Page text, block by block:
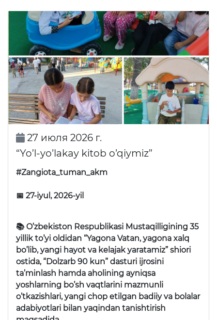
27 июля 2026 г.
“Yo’l-yo’lakay kitob o’qiymiz”
#Zangiota_tuman_akm
📅 27-iyul, 2026-yil
📚 O’zbekiston Respublikasi Mustaqilligining 35
yillik to’yi oldidan “Yagona Vatan, yagona xalq
bo’lib, yangi hayot va kelajak yaratamiz” shiori
ostida, “Dolzarb 90 kun” dasturi ijrosini
ta’minlash hamda aholining ayniqsa
yoshlarning bo’sh vaqtlarini mazmunli
o’tkazishlari, yangi chop etilgan badiiy va bolalar
adabiyotlari bilan yaqindan tanishtirish